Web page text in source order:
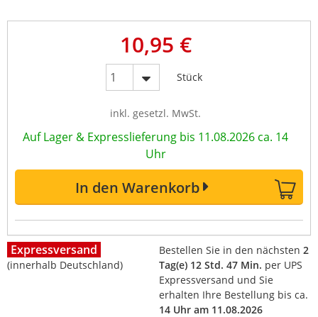
10,95 €
Stück
inkl. gesetzl. MwSt.
Auf Lager & Expresslieferung bis 11.08.2026 ca. 14
Uhr
In den Warenkorb
Expressversand
(innerhalb Deutschland)
Bestellen Sie in den nächsten 2
Tag(e) 12 Std. 47 Min. per UPS
Expressversand und Sie
erhalten Ihre Bestellung bis ca.
14 Uhr am 11.08.2026